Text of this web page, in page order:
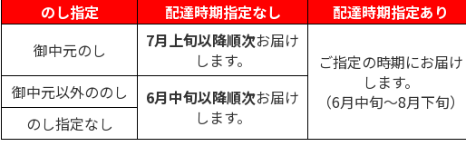
のし指定
配達時期指定なし
配達時期指定あり
御中元のし
7月上旬以降順次お届け
します。
ご指定の時期にお届け
します。
（6月中旬～8月下旬）
御中元以外ののし 6月中旬以降順次お届け
します。
のし指定なし